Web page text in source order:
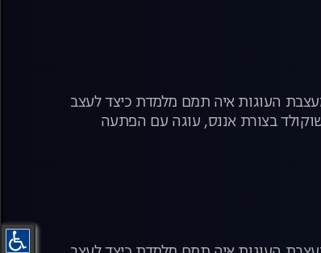
העוגות איה תמם מלמדת כיצד לעצב
בצורת אננס, עוגה עם הפתעה